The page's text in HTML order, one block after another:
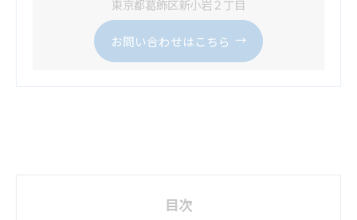
東京都葛飾区新小岩２丁目
お問い合わせはこちら
目次